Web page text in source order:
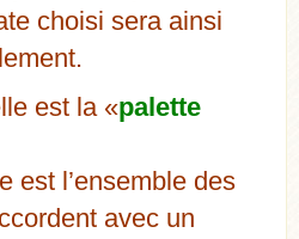
choisi sera ainsi
est la «palette
est l’ensemble des
avec un